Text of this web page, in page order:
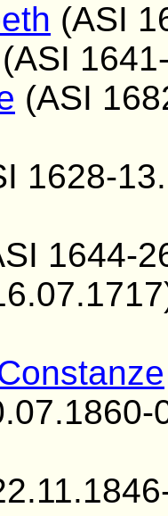
(ASI
(ASI
(ASI
1628-
1644-